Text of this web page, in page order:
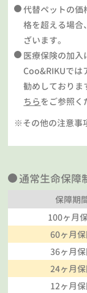
代替ペットの価
格を超える場合
ざいます。
医療保険の加入
Coo&RIKUでは
勧めしておりま
ちらをご参照く
※その他の注意事
通常生命保障
保障期
100ヶ月
60ヶ月
36ヶ月
24ヶ月
12ヶ月